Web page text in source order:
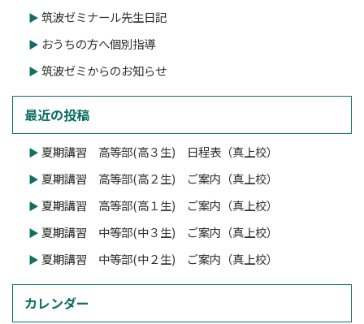
筑波ゼミナール先生日記
おうちの方へ個別指導
筑波ゼミからのお知らせ
最近の投稿
夏期講習 高等部(高３生) 日程表（真上校）
夏期講習 高等部(高２生) ご案内（真上校）
夏期講習 高等部(高１生) ご案内（真上校）
夏期講習 中等部(中３生) ご案内（真上校）
夏期講習 中等部(中２生) ご案内（真上校）
カレンダー